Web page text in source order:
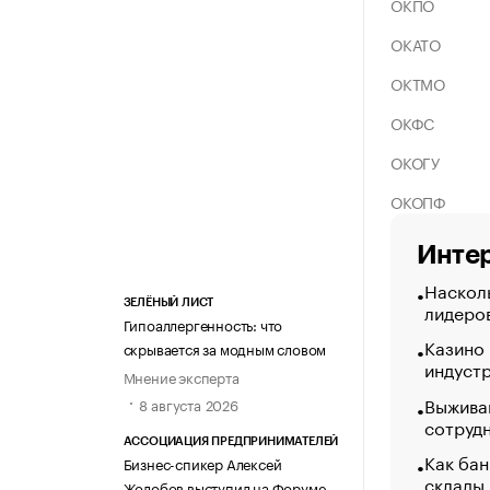
ЗЕЛЁНЫЙ ЛИСТ
Гипоаллергенность: что
скрывается за модным словом
Мнение эксперта
8 августа 2026
АССОЦИАЦИЯ ПРЕДПРИНИМАТЕЛЕЙ
Бизнес-спикер Алексей
ОКАТО
ОКТМО
ОКФС
ОКОГУ
ОКОПФ
Как
склады